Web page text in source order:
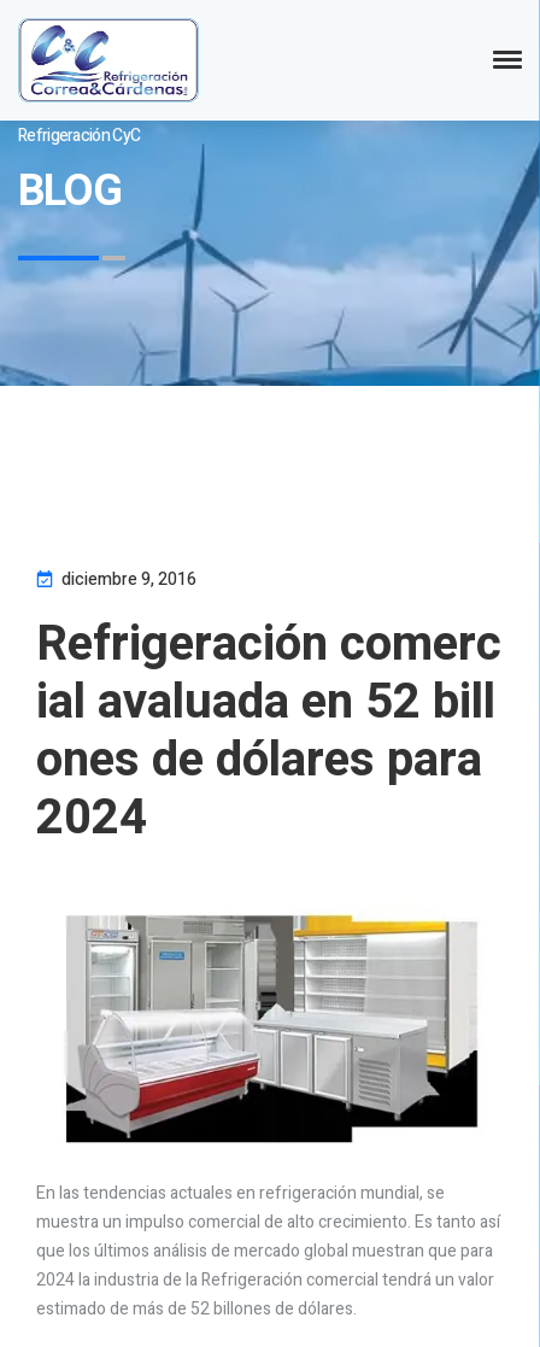
Refrigeración CyC
BLOG
diciembre 9, 2016
Refrigeración comerc
ial avaluada en 52 bill
ones de dólares para
2024
En las tendencias actuales en refrigeración mundial, se
muestra un impulso comercial de alto crecimiento. Es tanto así
que los últimos análisis de mercado global muestran que para
2024 la industria de la Refrigeración comercial tendrá un valor
estimado de más de 52 billones de dólares.